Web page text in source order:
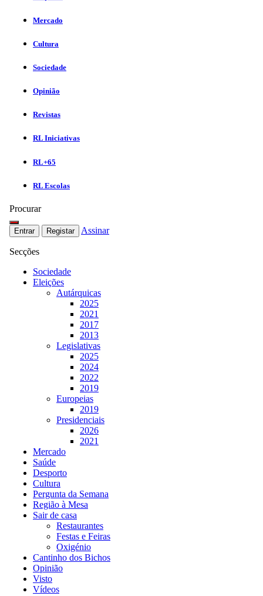
Mercado
Cultura
Sociedade
Opinião
Revistas
RL Iniciativas
RL+65
RL Escolas
Procurar
Entrar Registar Assinar
Secções
Sociedade
Eleições
Autárquicas
2025
2021
2017
2013
Legislativas
2025
2024
2022
2019
Europeias
2019
Presidenciais
2026
2021
Mercado
Saúde
Desporto
Cultura
Pergunta da Semana
Região à Mesa
Sair de casa
Restaurantes
Festas e Feiras
Oxigénio
Cantinho dos Bichos
Opinião
Visto
Vídeos